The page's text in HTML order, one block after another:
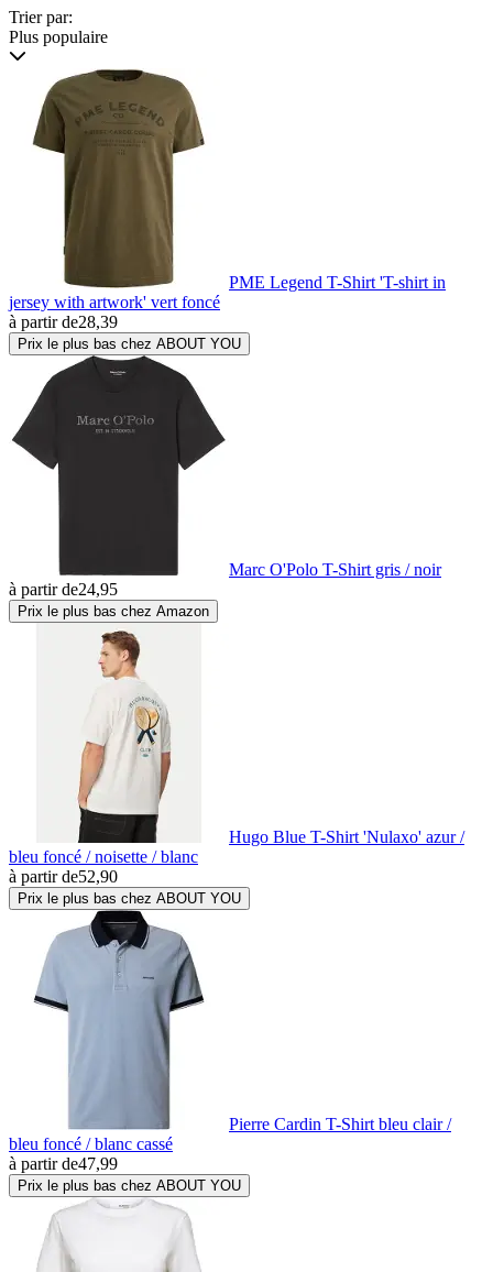
Trier par:
Plus populaire
PME Legend T-Shirt 'T-shirt in
jersey with artwork' vert foncé
à partir de28,39
Prix le plus bas chez ABOUT YOU
Marc O'Polo T-Shirt gris / noir
à partir de24,95
Prix le plus bas chez Amazon
Hugo Blue T-Shirt 'Nulaxo' azur /
bleu foncé / noisette / blanc
à partir de52,90
Prix le plus bas chez ABOUT YOU
Pierre Cardin T-Shirt bleu clair /
bleu foncé / blanc cassé
à partir de47,99
Prix le plus bas chez ABOUT YOU